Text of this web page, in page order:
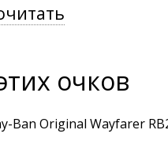
очков